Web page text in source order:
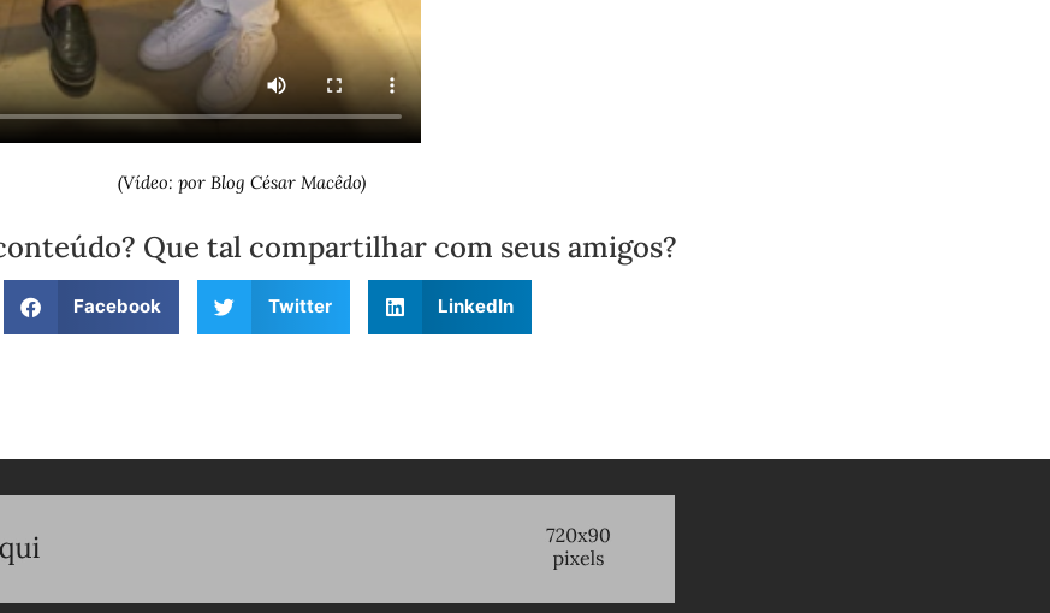
(Vídeo: por Blog César Macêdo)
Que tal compartilhar com seus amigos?
Facebook Twitter LinkedIn